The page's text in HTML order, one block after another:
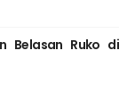
Belasan Ruko di